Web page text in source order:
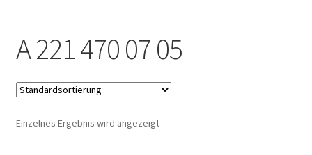
A 221 470 07 05
Einzelnes Ergebnis wird angezeigt